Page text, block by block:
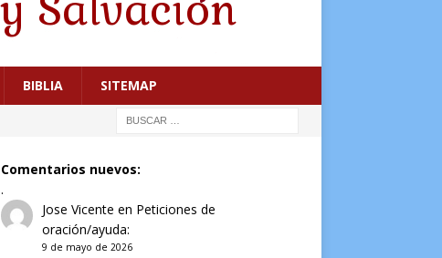
BIBLIA SITEMAP
Comentarios nuevos:
.
Jose Vicente en Peticiones de
oración/ayuda:
9 de mayo de 2026